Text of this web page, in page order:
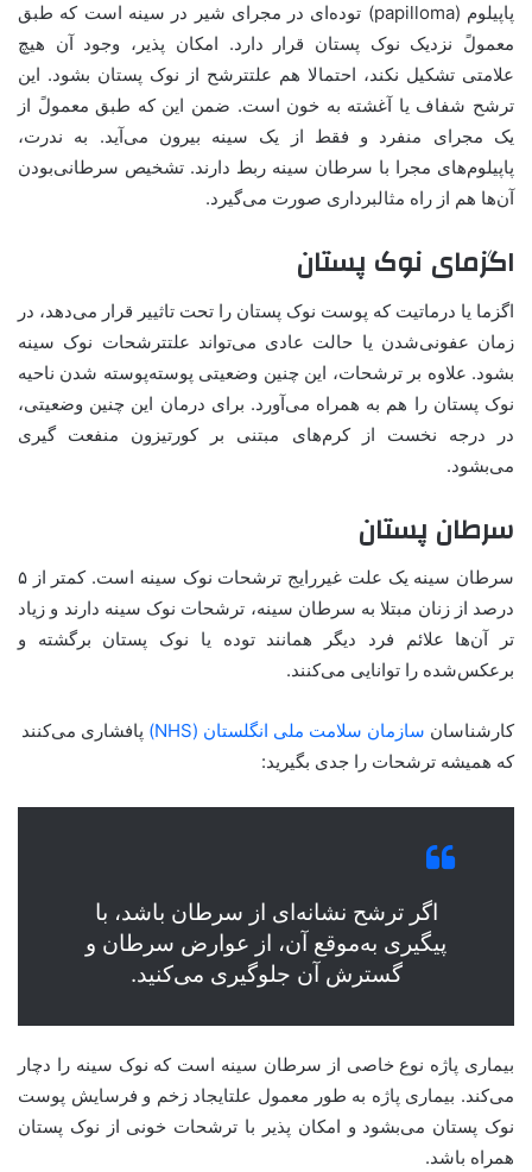
پاپیلوم (papilloma) توده‌ای در مجرای شیر در سینه است که طبق
معمولً نزدیک نوک پستان قرار دارد. امکان پذیر، وجود آن هیچ
علامتی تشکیل نکند، احتمالا هم علتترشح از نوک پستان بشود. این
ترشح شفاف یا آغشته به خون است. ضمن این که طبق معمولً از
یک مجرای منفرد و فقط از یک سینه بیرون می‌آید. به ندرت،
پاپیلوم‌های مجرا با سرطان سینه ربط دارند. تشخیص سرطانی‌بودن
آن‌ها هم از راه مثالبرداری صورت می‌گیرد.
اگزمای نوک پستان
اگزما یا درماتیت که پوست نوک پستان را تحت تاثییر قرار می‌دهد، در
زمان عفونی‌شدن یا حالت عادی می‌تواند علتترشحات نوک سینه
بشود. علاوه بر ترشحات، این چنین وضعیتی پوسته‌پوسته‌ شدن ناحیه
نوک پستان را هم به همراه می‌آورد. برای درمان این چنین وضعیتی،
در درجه نخست از کرم‌های مبتنی بر کورتیزون منفعت گیری
می‌بشود.
سرطان پستان
سرطان سینه یک علت غیررایج ترشحات نوک سینه است. کمتر از ۵
درصد از زنان مبتلا به سرطان سینه، ترشحات نوک سینه دارند و زیاد
تر آن‌ها علائم فرد دیگر همانند توده یا نوک پستان برگشته و
برعکس‌شده را توانایی می‌کنند.
کارشناسان سازمان سلامت ملی انگلستان (NHS)
پافشاری می‌کنند
که همیشه ترشحات را جدی بگیرید:
اگر ترشح نشانه‌ای از سرطان باشد، با
پیگیری به‌موقع آن، از عوارض سرطان و
گسترش آن جلوگیری می‌کنید.
بیماری پاژه نوع خاصی از سرطان سینه است که نوک سینه را دچار
می‌کند. بیماری پاژه به طور معمول علتایجاد زخم و فرسایش پوست
نوک پستان می‌بشود و امکان پذیر با ترشحات خونی از نوک پستان
همراه باشد.